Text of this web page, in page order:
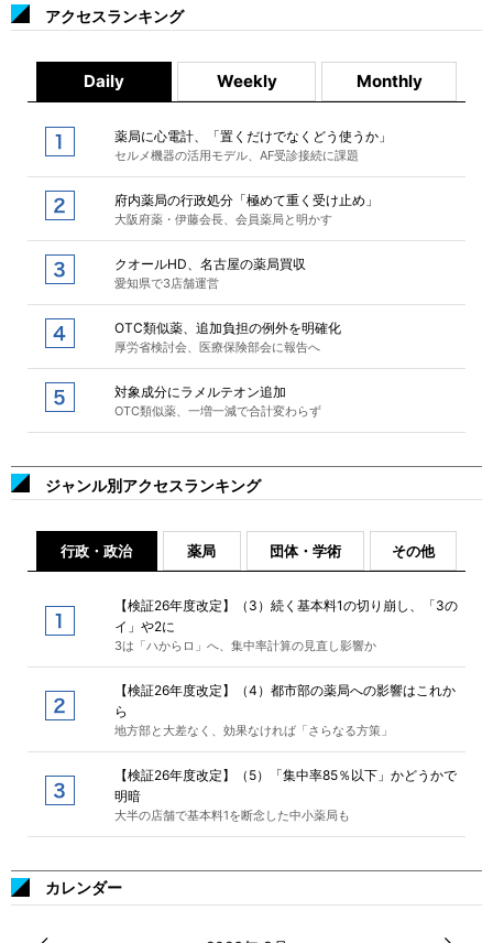
アクセスランキング
Daily Weekly Monthly
薬局に心電計、「置くだけでなくどう使うか」
セルメ機器の活用モデル、AF受診接続に課題
府内薬局の行政処分「極めて重く受け止め」
大阪府薬・伊藤会長、会員薬局と明かす
クオールHD、名古屋の薬局買収
愛知県で3店舗運営
OTC類似薬、追加負担の例外を明確化
厚労省検討会、医療保険部会に報告へ
対象成分にラメルテオン追加
OTC類似薬、一増一減で合計変わらず
ジャンル別アクセスランキング
行政・政治 薬局 団体・学術 その他
【検証26年度改定】（3）続く基本料1の切り崩し、「3の
イ」や2に
3は「ハからロ」へ、集中率計算の見直し影響か
【検証26年度改定】（4）都市部の薬局への影響はこれか
ら
地方部と大差なく、効果なければ「さらなる方策」
【検証26年度改定】（5）「集中率85％以下」かどうかで
明暗
大半の店舗で基本料1を断念した中小薬局も
カレンダー